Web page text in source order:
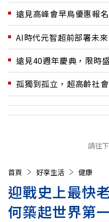
遠見高峰會早鳥優惠報名
AI時代元智超前部署未
遠見40週年慶典，限時
孤獨到孤立，超高齡社
請往
首頁 好享生活 健康
迎戰史上最快
何築起世界第